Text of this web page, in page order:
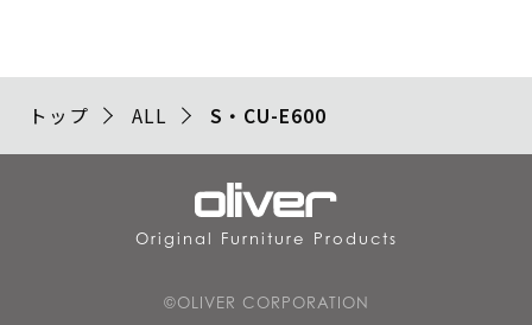
トップ ALL S・CU-E600
Original Furniture Products
©OLIVER CORPORATION